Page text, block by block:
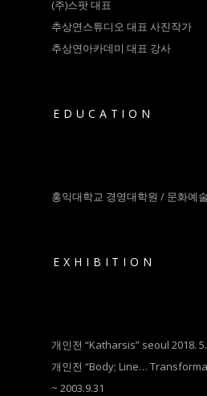
(주)스팟 대표
추상연스튜디오 대표 사진작가
추상연아카데미 대표 강사
EDUCATION
홍익대학교 경영대학원 / 문화예
EXHIBITION
개인전 “Katharsis” seoul 2018.
개인전 “Body; Line…
~ 2003.9.31